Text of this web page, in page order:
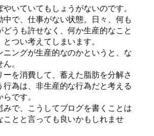
いていてもしょうがないのです。
中で、仕事がない状態。日々、何も
どうも許せなく、何か生産的なこと
つい考えてしまいます。
ニングが生産的なのかというと、な
。
ーを消費して、蓄えた脂肪を分解さ
行為は、非生産的な行為だと考える
です。
みで、こうしてブログを書くことは
ことと言っても良いかもしれませ